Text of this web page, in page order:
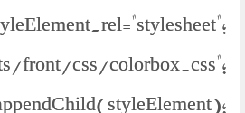
front/css/colorbox.css";